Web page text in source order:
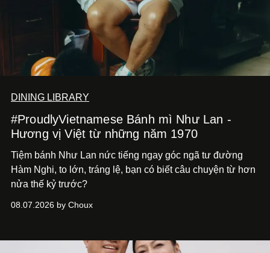
DINING LIBRARY
#ProudlyVietnamese Bánh mì Như Lan -
Hương vị Việt từ những năm 1970
Tiệm bánh Như Lan nức tiếng ngay góc ngã tư đường
Hàm Nghi, to lớn, tráng lệ, bạn có biết câu chuyện từ hơn
nửa thế kỷ trước?
08.07.2026 by Choux